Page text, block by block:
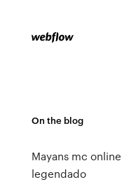
On the blog
Mayans mc online
legendado